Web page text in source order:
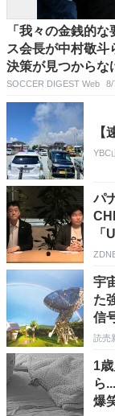
「我々の金銭的
ス会長が中村敬斗
決策が見つからな
SOCCER DIGEST Web 8/
【
YBC
パ
「
宇
た
信
読売
1
ら
爆